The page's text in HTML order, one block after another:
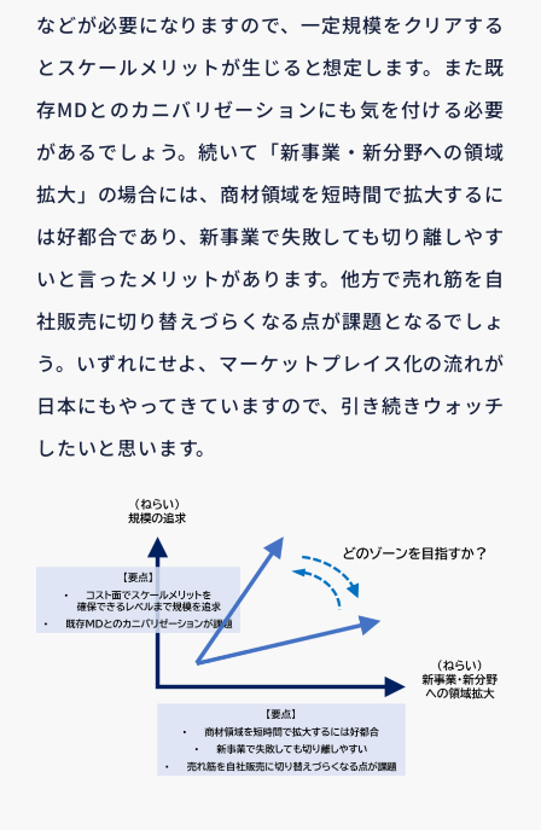
などが必要になりますので、一定規模をクリアする
とスケールメリットが生じると想定します。また既
存MDとのカニバリゼーションにも気を付ける必要
があるでしょう。続いて「新事業・新分野への領域
拡大」の場合には、商材領域を短時間で拡大するに
は好都合であり、新事業で失敗しても切り離しやす
いと言ったメリットがあります。他方で売れ筋を自
社販売に切り替えづらくなる点が課題となるでしょ
う。いずれにせよ、マーケットプレイス化の流れが
日本にもやってきていますので、引き続きウォッチ
したいと思います。